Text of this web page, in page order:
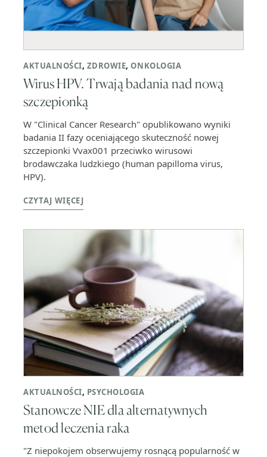
AKTUALNOŚCI, ZDROWIE,ONKOLOGIA
Wirus HPV. Trwają badania nad nową
szczepionką
W "Clinical Cancer Research" opublikowano wyniki
badania II fazy oceniającego skuteczność nowej
szczepionki Vvax001 przeciwko wirusowi
brodawczaka ludzkiego (human papilloma virus,
HPV).
CZYTAJ WIĘCEJ
AKTUALNOŚCI, PSYCHOLOGIA
Stanowcze NIE dla alternatywnych
metod leczenia raka
"Z niepokojem obserwujemy rosnącą popularność w